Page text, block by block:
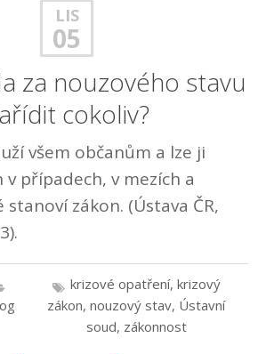
LIS
05
za nouzového stavu
cokoliv?
všem občanům a lze ji
případech, v mezích a
zákon. (Ústava ČR,
krizové opatření, krizový
zákon, nouzový stav, Ústavní
soud, zákonnost